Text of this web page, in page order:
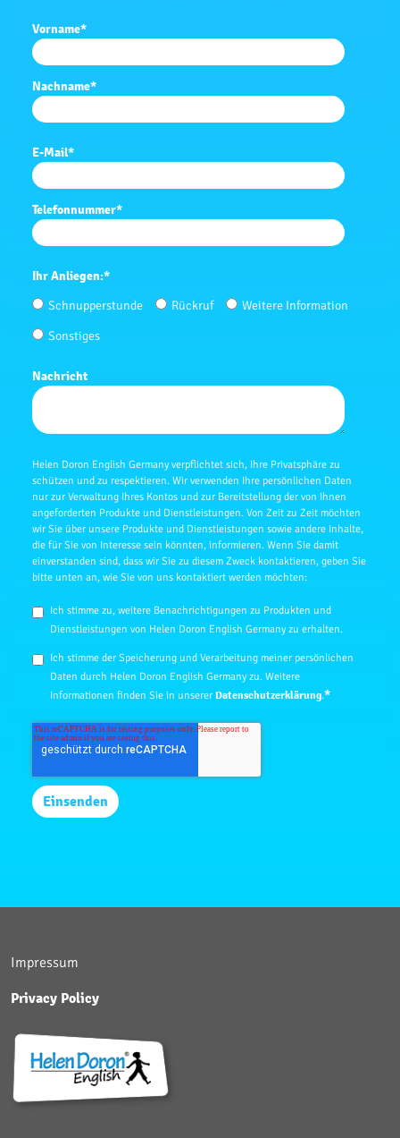
Vorname*
Nachname*
E-Mail*
Telefonnummer*
Ihr Anliegen:*
Schnupperstunde Rückruf
Weitere Information
Sonstiges
Nachricht
Helen Doron English Germany verpflichtet sich, Ihre Privatsphäre zu
schützen und zu respektieren. Wir verwenden Ihre persönlichen Daten
nur zur Verwaltung Ihres Kontos und zur Bereitstellung der von Ihnen
angeforderten Produkte und Dienstleistungen. Von Zeit zu Zeit möchten
wir Sie über unsere Produkte und Dienstleistungen sowie andere Inhalte,
die für Sie von Interesse sein könnten, informieren. Wenn Sie damit
einverstanden sind, dass wir Sie zu diesem Zweck kontaktieren, geben Sie
bitte unten an, wie Sie von uns kontaktiert werden möchten:
Ich stimme zu, weitere Benachrichtigungen zu Produkten und
Dienstleistungen von Helen Doron English Germany zu erhalten.
Ich stimme der Speicherung und Verarbeitung meiner persönlichen
Daten durch Helen Doron English Germany zu. Weitere
Informationen finden Sie in unserer Datenschutzerklärung.*
Impressum
Privacy Policy